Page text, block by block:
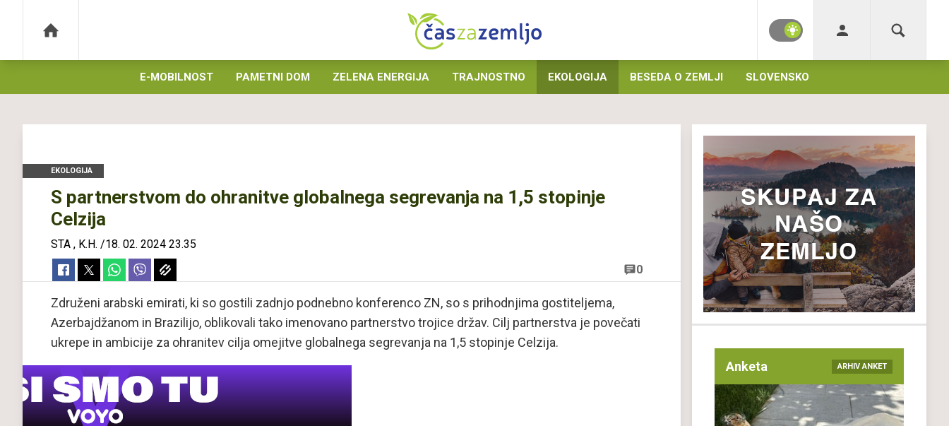
E-MOBILNOST PAMETNI DOM ZELENA ENERGIJA TRAJNOSTNO EKOLOGIJA BESEDA O ZEMLJI SLOVENSKO
EKOLOGIJA
S partnerstvom do ohranitve globalnega segrevanja na 1,5 stopinje
Celzija
STA , K.H. /18. 02. 2024 23.35
0
Združeni arabski emirati, ki so gostili zadnjo podnebno konferenco ZN, so s prihodnjima gostiteljema,
Azerbajdžanom in Brazilijo, oblikovali tako imenovano partnerstvo trojice držav. Cilj partnerstva je povečati
ukrepe in ambicije za ohranitev cilja omejitve globalnega segrevanja na 1,5 stopinje Celzija.
Anketa ARHIV ANKET